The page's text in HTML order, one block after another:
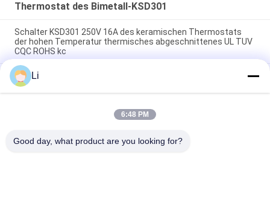
Thermostat des Bimetall-KSD301
Schalter KSD301 250V 16A des keramischen Thermostats
der hohen Temperatur thermisches abgeschnittenes UL TUV
CQC ROHS kc
Bimetallische Disketten-Schnellaktions-Thermostate,
niedriger temperaturbegrenzter Bedienschalter H31 250V 10
13C
Schnellaktions-Art bimetallische Energie Wechselstroms
Li
6:48 PM
Good day, what product are you looking for?